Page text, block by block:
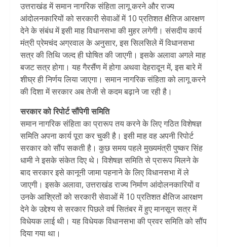
उत्तराखंड में समान नागरिक संहिता लागू करने और राज्य
आंदोलनकारियों को सरकारी सेवाओं में 10 प्रतिशत क्षैतिज आरक्षण
देने के संबंध में इसी माह विधानसभा की मुहर लगेगी। संसदीय कार्य
मंत्री प्रेमचंद अग्रवाल के अनुसार, इस सिलसिले में विधानसभा
सत्र की तिथि जल्द ही घोषित की जाएगी। इसके अलावा अगले माह
बजट सत्र होगा। यह गैरसैंण में होगा अथवा देहरादून में, इस बारे में
शीघ्र ही निर्णय लिया जाएगा। समान नागरिक संहिता को लागू करने
की दिशा में सरकार अब तेजी से कदम बढ़ाने जा रही है।
सरकार को रिपोर्ट सौंपेगी समिति
समान नागरिक संहिता का प्रारूप तय करने के लिए गठित विशेषज्ञ
समिति अपना कार्य पूरा कर चुकी है। इसी माह वह अपनी रिपोर्ट
सरकार को सौंप सकती है। कुछ समय पहले मुख्यमंत्री पुष्कर सिंह
धामी ने इसके संकेत दिए थे। विशेषज्ञ समिति से प्रारूप मिलने के
बाद सरकार इसे कानूनी जामा पहनाने के लिए विधानसभा में ले
जाएगी। इसके अलावा, उत्तराखंड राज्य निर्माण आंदोलनकारियों व
उनके आश्रितों को सरकारी सेवाओं में 10 प्रतिशत क्षैतिज आरक्षण
देने के उद्देश्य से सरकार पिछले वर्ष सितंबर में हुए मानसून सत्र में
विधेयक लाई थी। यह विधेयक विधानसभा की प्रवर समिति को सौंप
दिया गया था।